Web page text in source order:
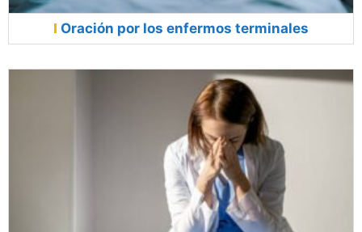
Oración por los enfermos terminales